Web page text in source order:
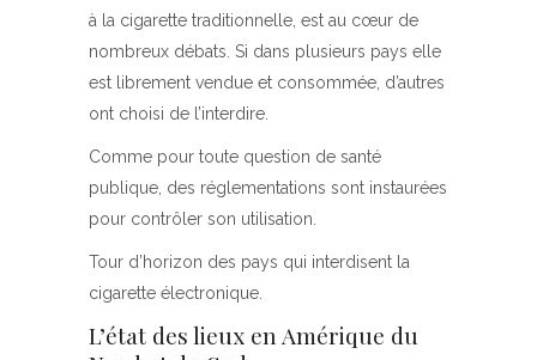
à la cigarette traditionnelle, est au cœur de
nombreux débats. Si dans plusieurs pays elle
est librement vendue et consommée, d’autres
ont choisi de l’interdire.
Comme pour toute question de santé
publique, des réglementations sont instaurées
pour contrôler son utilisation.
Tour d’horizon des pays qui interdisent la
cigarette électronique.
L’état des lieux en Amérique du